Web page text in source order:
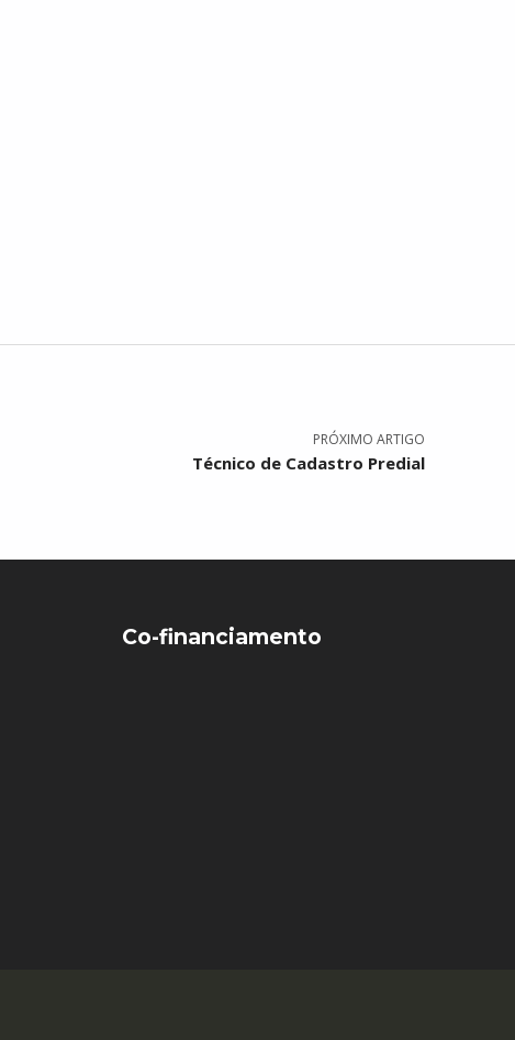
PRÓXIMO ARTIGO
Técnico de Cadastro Predial
Co-financiamento